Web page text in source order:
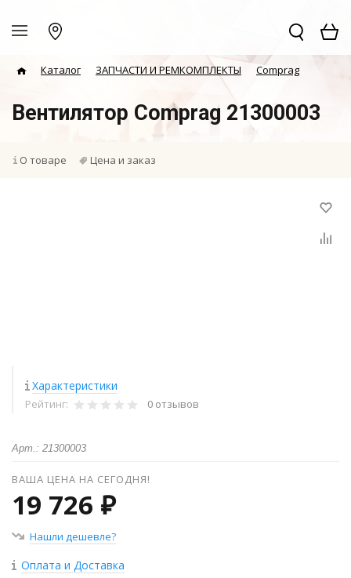
Каталог ЗАПЧАСТИ И РЕМКОМПЛЕКТЫ Comprag
Вентилятор Comprag 21300003
О товаре Цена и заказ
Характеристики
Рейтинг: 0 отзывов
Арт.: 21300003
ВАША ЦЕНА НА СЕГОДНЯ!
19 726 ₽
Нашли дешевле?
Оплата и Доставка